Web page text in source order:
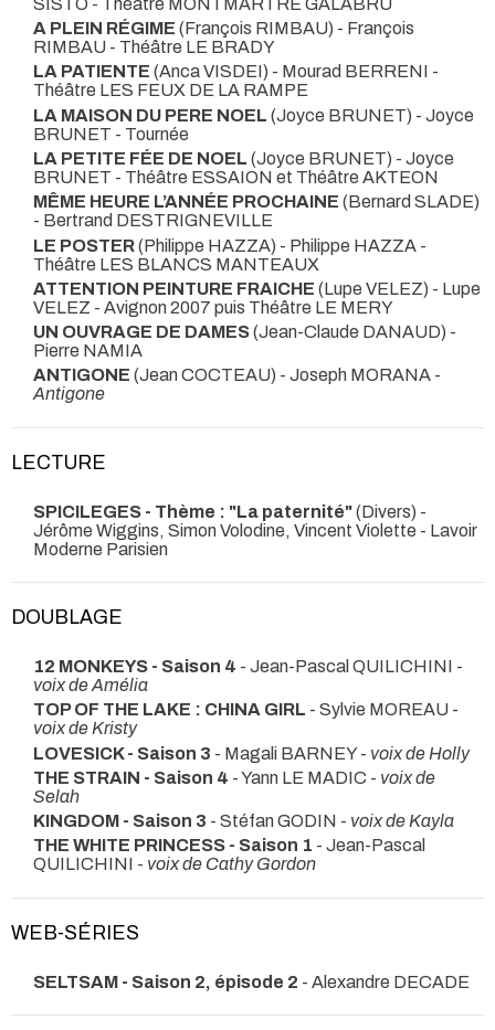
A PLEIN RÉGIME (François RIMBAU) - François
RIMBAU - Théâtre LE BRADY
LA PATIENTE (Anca VISDEI) - Mourad BERRENI -
Théâtre LES FEUX DE LA RAMPE
LA MAISON DU PERE NOEL (Joyce BRUNET) - Joyce
BRUNET - Tournée
LA PETITE FÉE DE NOEL (Joyce BRUNET) - Joyce
BRUNET - Théâtre ESSAION et Théâtre AKTEON
MÊME HEURE L’ANNÉE PROCHAINE (Bernard SLADE)
- Bertrand DESTRIGNEVILLE
LE POSTER(Philippe HAZZA) - Philippe HAZZA -
Théâtre LES BLANCS MANTEAUX
ATTENTION PEINTURE FRAICHE (Lupe VELEZ) - Lupe
VELEZ - Avignon 2007 puis Théâtre LE MERY
UN OUVRAGE DE DAMES(Jean-Claude DANAUD) -
Pierre NAMIA
ANTIGONE (Jean COCTEAU) - Joseph MORANA -
Antigone
LECTURE
SPICILEGES - Thème : "La paternité"(Divers) -
Jérôme Wiggins, Simon Volodine, Vincent Violette - Lavoir
Moderne Parisien
DOUBLAGE
12 MONKEYS - Saison 4 - Jean-Pascal QUILICHINI -
voix de Amélia
TOP OF THE LAKE : CHINA GIRL - Sylvie MOREAU -
voix de Kristy
LOVESICK - Saison 3 - Magali BARNEY - voix de Holly
THE STRAIN - Saison 4 - Yann LE MADIC - voix de
Selah
KINGDOM - Saison 3 - Stéfan GODIN - voix de Kayla
THE WHITE PRINCESS - Saison 1 - Jean-Pascal
QUILICHINI - voix de Cathy Gordon
WEB-SÉRIES
SELTSAM - Saison 2, épisode 2 - Alexandre DECADE